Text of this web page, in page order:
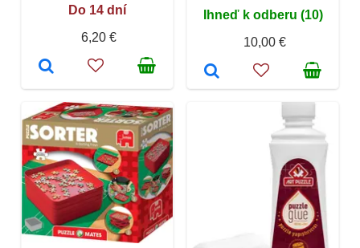
Do 14 dní
6,20 €
Ihneď k odberu (10)
10,00 €